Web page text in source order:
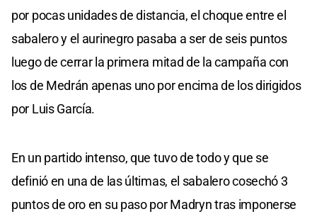
por pocas unidades de distancia, el choque entre el
sabalero y el aurinegro pasaba a ser de seis puntos
luego de cerrar la primera mitad de la campaña con
los de Medrán apenas uno por encima de los dirigidos
por Luis García.
En un partido intenso, que tuvo de todo y que se
definió en una de las últimas, el sabalero cosechó 3
puntos de oro en su paso por Madryn tras imponerse